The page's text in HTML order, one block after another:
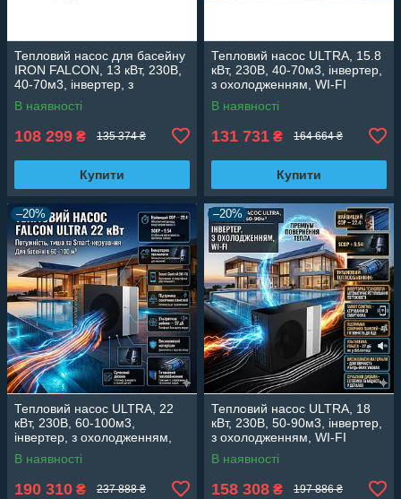
Тепловий насос для басейну
IRON FALCON, 13 кВт, 230В,
40-70м3, інвертер, з
охолодженням, WI-FI
В наявності
108 299 ₴ 135 374 ₴
Купити
Тепловий насос ULTRA, 15.8
кВт, 230В, 40-70м3, інвертер,
з охолодженням, WI-FI
В наявності
131 731 ₴ 164 664 ₴
Купити
–20%
Тепловий насос ULTRA, 22
кВт, 230В, 60-100м3,
інвертер, з охолодженням,
WI-FI
В наявності
190 310 ₴ 237 888 ₴
–20%
Тепловий насос ULTRA, 18
кВт, 230В, 50-90м3, інвертер,
з охолодженням, WI-FI
В наявності
158 308 ₴ 197 886 ₴